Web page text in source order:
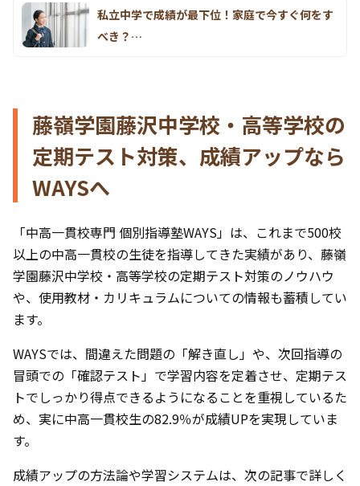
私立中学で成績が最下位！家庭で今すぐ何をす
べき？…
藤嶺学園藤沢中学校・高等学校の
定期テスト対策、成績アップなら
WAYSへ
「中高一貫校専門 個別指導塾WAYS」は、これまで500校
以上の中高一貫校の生徒を指導してきた実績があり、藤嶺
学園藤沢中学校・高等学校の定期テスト対策のノウハウ
や、使用教材・カリキュラムについての情報も蓄積してい
ます。
WAYSでは、間違えた問題の「解き直し」や、次回指導の
冒頭での「確認テスト」で学習内容を定着させ、定期テス
トでしっかり得点できるようになることを重視しているた
め、実に中高一貫校生の82.9％が成績UPを実現していま
す。
成績アップの方法論や学習システムは、次の記事で詳しく